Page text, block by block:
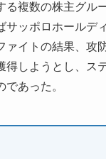
る複数の株主グル
サッポロホールデ
ァイトの結果、攻
得しようとし、ス
であった。